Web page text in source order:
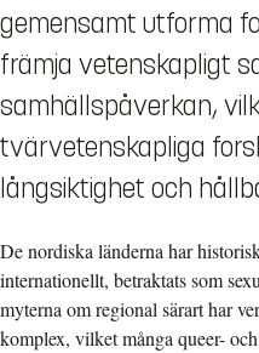
gemensamt utforma
främja vetenskapligt
samhällspåverkan,
tvärvetenskapliga
långsiktighet och
De nordiska länderna har
internationellt, betraktats som
myterna om regional särart har
komplex, vilket många queer-